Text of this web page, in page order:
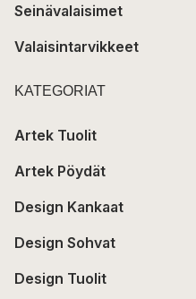
Seinävalaisimet
Valaisintarvikkeet
KATEGORIAT
Artek Tuolit
Artek Pöydät
Design Kankaat
Design Sohvat
Design Tuolit